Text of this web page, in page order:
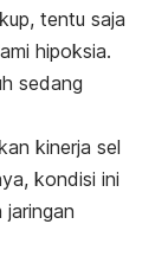
tentu saja
hipoksia.
sedang
kinerja sel
kondisi ini